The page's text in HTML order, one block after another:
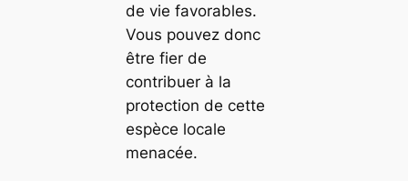
de vie favorables.
Vous pouvez donc
être fier de
contribuer à la
protection de cette
espèce locale
menacée.